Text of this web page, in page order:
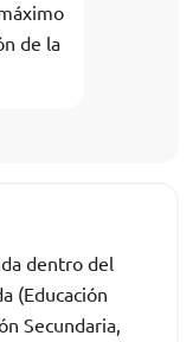
de la
dentro del
(Educación
Secundaria,